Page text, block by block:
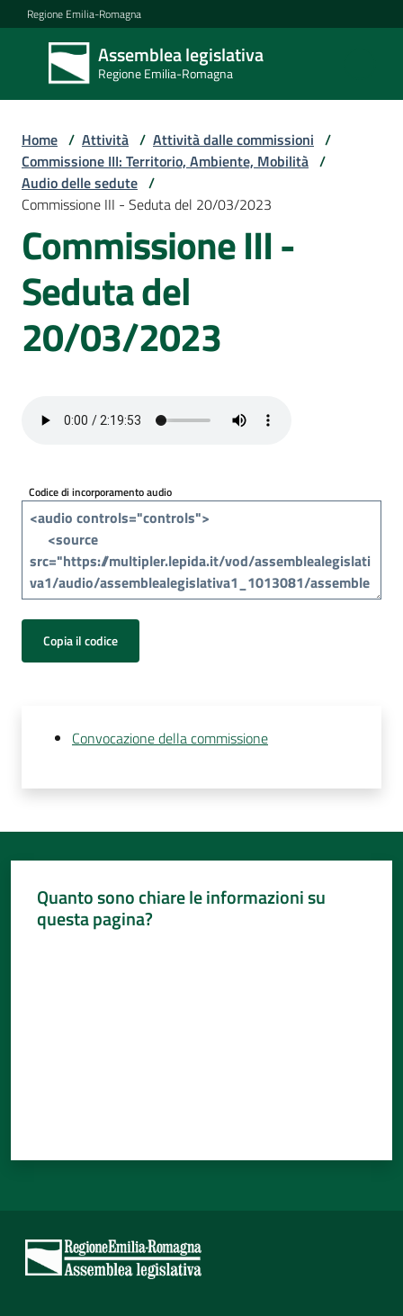
Vai al contenuto
Vai alla navigazione
Vai al footer
Regione Emilia-Romagna
Assemblea legislativa
Regione Emilia-Romagna
Assemblea
legislativa
Regione Emilia-
Assemblea
Attività
Argomenti
Per
cittadini
Home / Attività / Attività dalle commissioni /
Commissione III: Territorio, Ambiente, Mobilità /
Audio delle sedute /
Commissione III - Seduta del 20/03/2023
Commissione III -
Seduta del
20/03/2023
Codice di incorporamento audio
Copia il codice
Convocazione della commissione
Quanto sono chiare le informazioni su
questa pagina?